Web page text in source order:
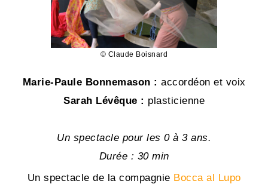
© Claude Boisnard
Marie-Paule Bonnemason : accordéon et voix
Sarah Lévêque : plasticienne
Un spectacle pour les 0 à 3 ans.
Durée : 30 min
Un spectacle de la compagnie Bocca al Lupo